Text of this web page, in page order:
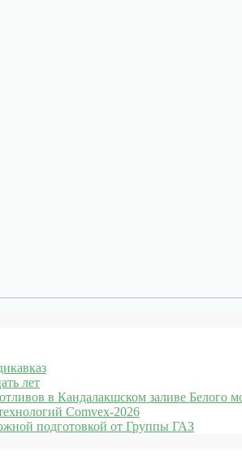
лет
в Кандалакшском заливе Белого
Comvex-2026
подготовкой от Группы ГАЗ